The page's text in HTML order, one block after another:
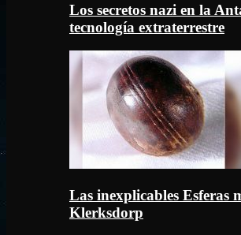
Los secretos nazi en la
tecnología extraterrestre
Las inexplicables Esferas
Klerksdorp